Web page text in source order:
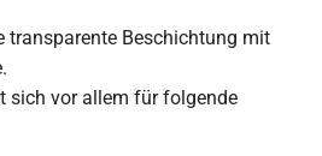
transparente Beschichtung mit
sich vor allem für folgende